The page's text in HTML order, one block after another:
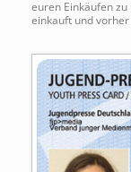
euren Einkäufen
einkauft und